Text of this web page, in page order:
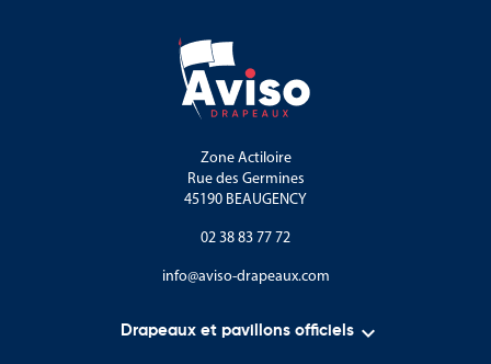
Zone Actiloire
Rue des Germines
45190 BEAUGENCY
02 38 83 77 72
info@aviso-drapeaux.com
Drapeaux et pavillons officiels 